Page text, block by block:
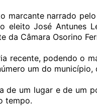
marcante narrado
eleito José Antunes
da Câmara Osorino
recente, podendo o
um do
de um lugar e de um
tempo.